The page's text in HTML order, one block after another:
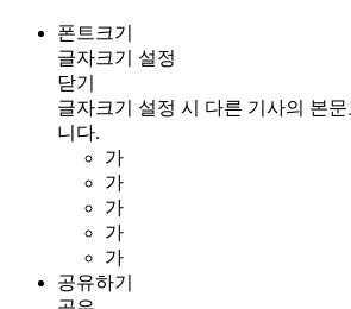
폰트크기
글자크기 설정
닫기
글자크기 설정 시 다른 기사의 본
니다.
가
가
가
가
가
공유하기